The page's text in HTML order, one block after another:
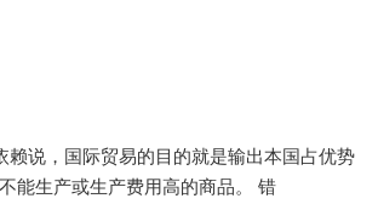
赖说，国际贸易的目的就是输出本国占优势
能生产或生产费用高的商品。 错